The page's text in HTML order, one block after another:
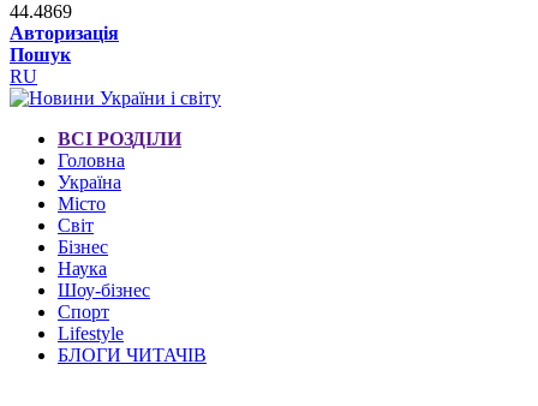
44.4869
Авторизація
Пошук
RU
ВСІ РОЗДІЛИ
Головна
Україна
Місто
Світ
Бізнес
Наука
Шоу-бізнес
Спорт
Lifestyle
БЛОГИ ЧИТАЧІВ